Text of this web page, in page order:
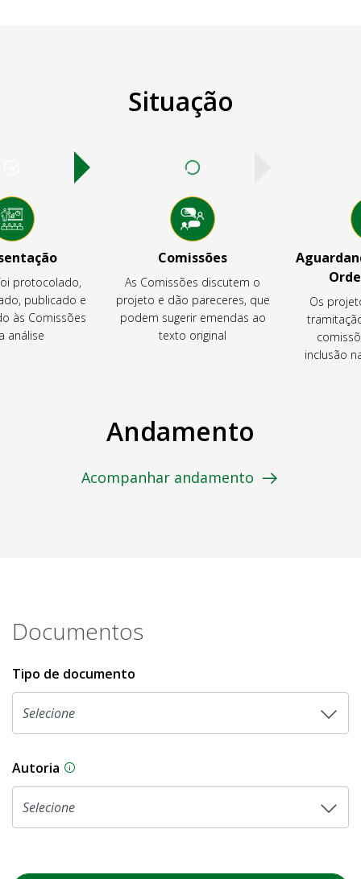
Situação
protocolado,
publicado e
às Comissões
análise
Comissões
As Comissões discutem o
projeto e dão pareceres, que
podem sugerir emendas ao
texto original
Os
inclusão
Andamento
Acompanhar andamento
Documentos
Tipo de documento
Autoria As proposições legislativas na CLDF podem